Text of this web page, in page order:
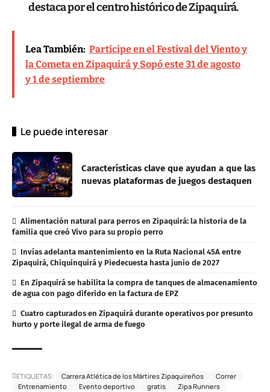
destaca por el centro histórico de Zipaquirá.
Lea También: Participe en el Festival del Viento y
la Cometa en Zipaquirá y Sopó este 31 de agosto
y 1 de septiembre
Le puede interesar
Características clave que ayudan a que las
nuevas plataformas de juegos destaquen
Alimentación natural para perros en Zipaquirá: la historia de la
familia que creó Vivo para su propio perro
Invías adelanta mantenimiento en la Ruta Nacional 45A entre
Zipaquirá, Chiquinquirá y Piedecuesta hasta junio de 2027
En Zipaquirá se habilita la compra de tanques de almacenamiento
de agua con pago diferido en la factura de EPZ
Cuatro capturados en Zipaquirá durante operativos por presunto
hurto y porte ilegal de arma de fuego
ETIQUETAS: Carrera Atlética de los Mártires Zipaquireños
Correr
Entrenamiento
Evento deportivo gratis Zipa Runners